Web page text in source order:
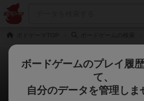
マハラジ
ピンポイント革命
ボードゲームのプレイ履
て、
自分のデータを管理しま